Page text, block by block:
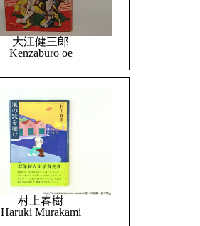
大江健三郎
Kenzaburo oe
村上春樹
Haruki Murakami